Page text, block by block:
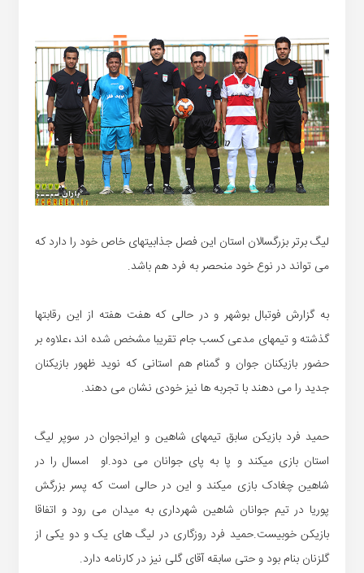
لیگ برتر بزرگسالان استان این فصل جذابیتهای خاص خود را دارد که
می تواند در نوع خود منحصر به فرد هم باشد.
به گزارش فوتبال بوشهر و در حالی که هفت هفته از این رقابتها
گذشته و تیمهای مدعی کسب جام تقریبا مشخص شده اند ،علاوه بر
حضور بازیکنان جوان و گمنام هم استانی که نوید ظهور بازیکنان
جدید را می دهند با تجربه ها نیز خودی نشان می دهند.
حمید فرد بازیکن سابق تیمهای شاهین و ایرانجوان در سوپر لیگ
استان بازی میکند و پا به پای جوانان می دود.او امسال را در
شاهین چغادک بازی میکند و این در حالی است که پسر بزرگش
پوریا در تیم جوانان شاهین شهرداری به میدان می رود و اتفاقا
بازیکن خوبیست.حمید فرد روزگاری در لیگ های یک و دو یکی از
گلزنان بنام بود و حتی سابقه آقای گلی نیز در کارنامه دارد.